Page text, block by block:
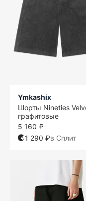
Ymkashix
Шорты Nineties
графитовые
5 160 ₽
1 290 ₽в Сплит